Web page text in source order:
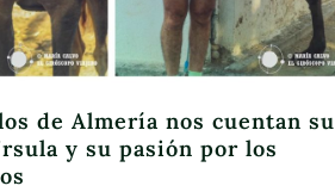
de Almería nos cuentan su
y su pasión por los